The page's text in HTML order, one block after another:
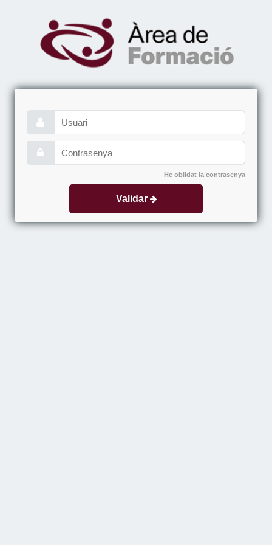
He oblidat la contrasenya
Validar